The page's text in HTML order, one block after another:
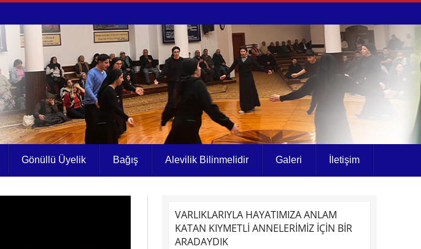
Gönüllü Üyelik Bağış Alevilik Bilinmelidir Galeri İletişim
VARLIKLARIYLA HAYATIMIZA ANLAM
KATAN KIYMETLİ ANNELERİMİZ İÇİN BİR
ARADAYDIK